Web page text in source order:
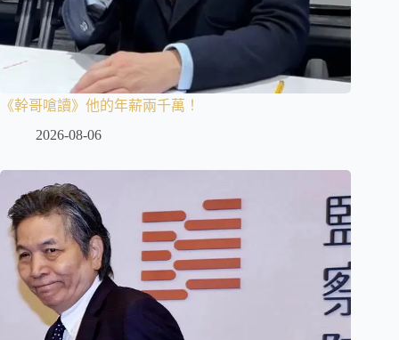
《幹哥嗆讀》他的年薪兩千萬！
2026-08-06